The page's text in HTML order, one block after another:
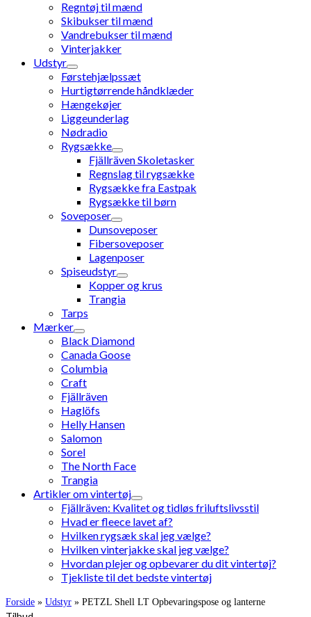
Regntøj til mænd
Skibukser til mænd
Vandrebukser til mænd
Vinterjakker
Udstyr
Førstehjælpssæt
Hurtigtørrende håndklæder
Hængekøjer
Liggeunderlag
Nødradio
Rygsække
Fjällräven Skoletasker
Regnslag til rygsække
Rygsække fra Eastpak
Rygsække til børn
Soveposer
Dunsoveposer
Fibersoveposer
Lagenposer
Spiseudstyr
Kopper og krus
Trangia
Tarps
Mærker
Black Diamond
Canada Goose
Columbia
Craft
Fjällräven
Haglöfs
Helly Hansen
Salomon
Sorel
The North Face
Trangia
Artikler om vintertøj
Fjällräven: Kvalitet og tidløs friluftslivsstil
Hvad er fleece lavet af?
Hvilken rygsæk skal jeg vælge?
Hvilken vinterjakke skal jeg vælge?
Hvordan plejer og opbevarer du dit vintertøj?
Tjekliste til det bedste vintertøj
Forside » Udstyr » PETZL Shell LT Opbevaringspose og lanterne